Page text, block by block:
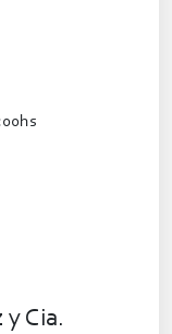
y Cia.